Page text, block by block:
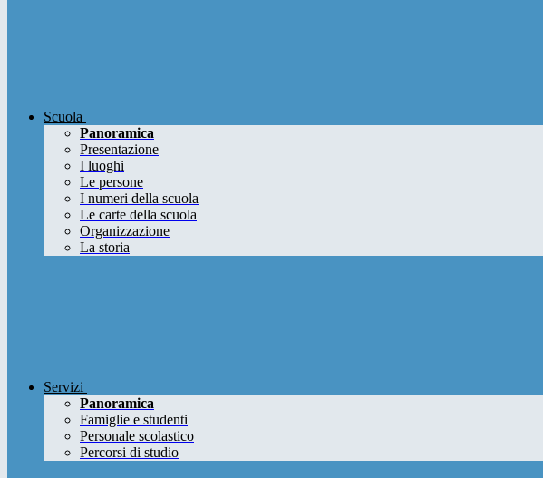
Scuola
Panoramica
Presentazione
I luoghi
Le persone
I numeri della scuola
Le carte della scuola
Organizzazione
La storia
Servizi
Panoramica
Famiglie e studenti
Personale scolastico
Percorsi di studio